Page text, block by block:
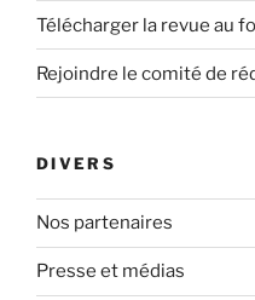
Télécharger la revue au
Rejoindre le comité de
DIVERS
Nos partenaires
Presse et médias